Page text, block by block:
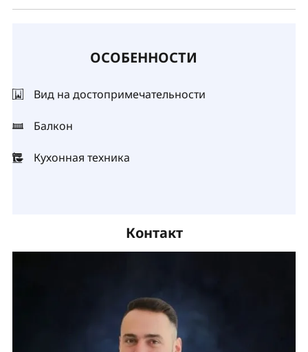
ОСОБЕННОСТИ
Вид на достопримечательности
Балкон
Кухонная техника
Контакт